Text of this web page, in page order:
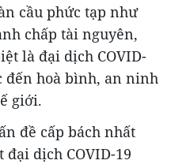
cầu phức tạp như
chấp tài nguyên,
là đại dịch COVID-
đến hoà bình, an ninh
giới.
đề cấp bách nhất
dịch COVID-19